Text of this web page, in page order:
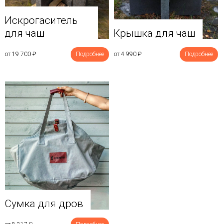
Искрогаситель
для чаш
от 19 700 ₽ Подробнее
Крышка для чаш
от 4 990 ₽ Подробнее
Сумка для дров